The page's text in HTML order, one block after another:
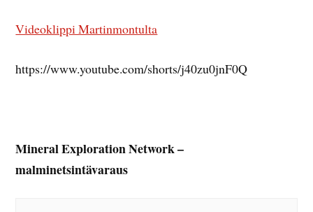
Videoklippi Martinmontulta
https://www.youtube.com/shorts/j40zu0jnF0Q
Mineral Exploration Network –
malminetsintävaraus